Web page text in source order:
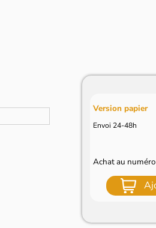
Version papier
Envoi 24-48h
Achat au numéro